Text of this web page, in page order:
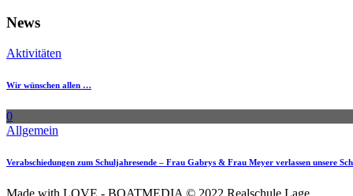
News
Aktivitäten
Wir wünschen allen …
0
Allgemein
Verabschiedungen zum Schuljahresende – Frau Gabrys & Frau Meyer verlassen unsere
Made with LOVE - BOATMEDIA © 2022 Realschule Lage